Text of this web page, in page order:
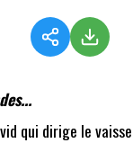
qui dirige le